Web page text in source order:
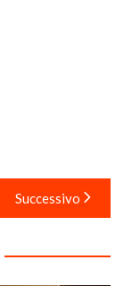
Successivo